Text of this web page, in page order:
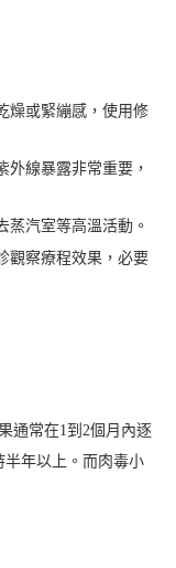
燥或緊繃感，使用修
外線暴露非常重要，
蒸汽室等高溫活動。
觀察療程效果，必要
通常在1到2個月內逐
半年以上。而肉毒小